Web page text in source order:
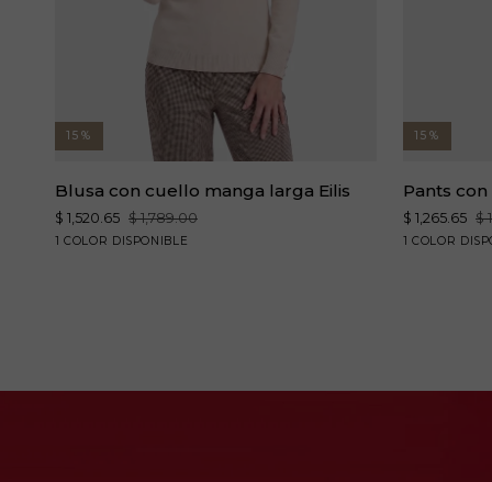
15%
Blusa
cuello
Blusa con cuello manga larga Eilis
$ 1,520.65 $ 1,789.00
1 COLOR DISPONIBLE
arena
15%
Pants
bolsas
Pants
$ 1,265.65 $
1 COLOR
beige